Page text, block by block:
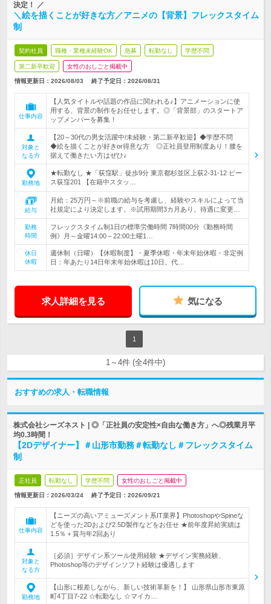
決定！ ／
＼絵を描くことが好きな方／アニメの【背景】フレックスタイム
制
契約社員 職種・業種未経験OK 急募 転勤なし 学歴不問
第二新卒歓迎 女性のおしごと掲載中
情報更新日：2026/08/03 終了予定日： 2026/08/31
仕事内容
【人気タイトルや話題の作品に関われる♪】アニメーションに使
用する、背景の制作をお任せします。◎「背景部」のスタートア
ップメンバーを募集！
対象と
なる方
【20～30代の男女活躍中/未経験・第二新卒歓迎】◆学歴不問
◆絵を描くことが好きor得意な方 ◎正社員登用制度あり！腰を
据えて働きたい方はぜひ♪
勤務地
★転勤なし ★「荻窪駅」徒歩9分 東京都杉並区上荻2-31-12 ピー
ス荻窪201 【在籍中スタッ…
給与
月給：25万円～※前職の給与を考慮し、経験やスキルによって当
社規定により決定します。※試用期間3カ月あり。待遇に変更…
勤務
時間
フレックスタイム制1日の標準労働時間 7時間00分《勤務時間
例》月～金曜14:00～22:00土曜1…
休日
休暇
週休制（日曜）【休暇制度】・夏季休暇・年末年始休暇・非定例
日：年あたり14日年末年始休暇は10日。代…
求人詳細を見る 気になる
1
1～4件 (全4件中)
おすすめの求人・転職情報
株式会社シーズネスト | ◎「正社員の安定性×自由な働き方」へ◎残業月平
均0.3時間！
【2Dデザイナー】＃山形市勤務＃転勤なし＃フレックスタイム
制
正社員 転勤なし 学歴不問 女性のおしごと掲載中
情報更新日：2026/03/24 終了予定日： 2026/09/21
仕事内容
【ニーズの高いアミューズメント系IT業界】PhotoshopやSpineな
どを使った2Dおよび2.5D製作などをお任せ ★前年度昇給実績は
1.5％＋賞与年2回あり
対象と
なる方
［必須］デザイン系ツール使用経験 ★デザイン実務経験、
Photoshop等のデザインソフト経験は優遇します
勤務地
【山形に根差しながら、新しい技術革新を！】 山形県山形市東原
町4丁目7-22 ☆転勤なし ☆マイカ…